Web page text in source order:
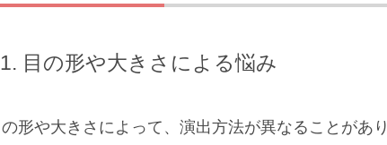
1. 目の形や大きさによる悩み
の形や大きさによって、演出方法が異なることがあ